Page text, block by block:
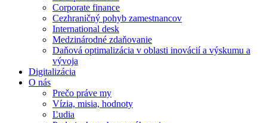
Corporate finance
Cezhraničný pohyb zamestnancov
International desk
Medzinárodné zdaňovanie
Daňová optimalizácia v oblasti inovácií a výskumu a
vývoja
Digitalizácia
O nás
Prečo práve my
Vízia, misia, hodnoty
Ľudia